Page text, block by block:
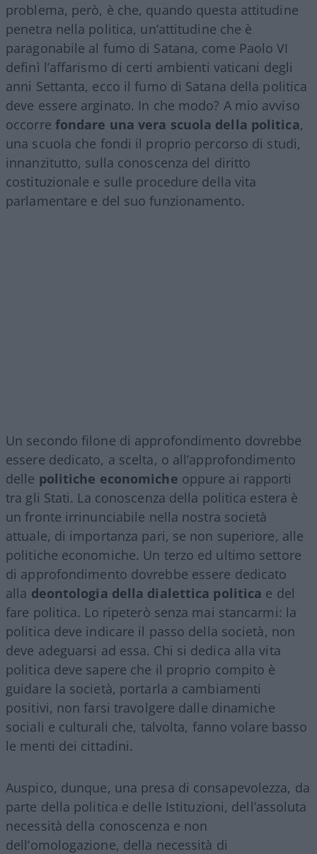
problema, però, è che, quando questa attitudine
penetra nella politica, un’attitudine che è
paragonabile al fumo di Satana, come Paolo VI
definì l’affarismo di certi ambienti vaticani degli
anni Settanta, ecco il fumo di Satana della politica
deve essere arginato. In che modo? A mio avviso
occorre fondare una vera scuola della politica,
una scuola che fondi il proprio percorso di studi,
innanzitutto, sulla conoscenza del diritto
costituzionale e sulle procedure della vita
parlamentare e del suo funzionamento.
Un secondo filone di approfondimento dovrebbe
essere dedicato, a scelta, o all’approfondimento
delle politiche economiche oppure ai rapporti
tra gli Stati. La conoscenza della politica estera è
un fronte irrinunciabile nella nostra società
attuale, di importanza pari, se non superiore, alle
politiche economiche. Un terzo ed ultimo settore
di approfondimento dovrebbe essere dedicato
alla deontologia della dialettica politica e del
fare politica. Lo ripeterò senza mai stancarmi: la
politica deve indicare il passo della società, non
deve adeguarsi ad essa. Chi si dedica alla vita
politica deve sapere che il proprio compito è
guidare la società, portarla a cambiamenti
positivi, non farsi travolgere dalle dinamiche
sociali e culturali che, talvolta, fanno volare basso
le menti dei cittadini.
Auspico, dunque, una presa di consapevolezza, da
parte della politica e delle Istituzioni, dell’assoluta
necessità della conoscenza e non
dell’omologazione, della necessità di